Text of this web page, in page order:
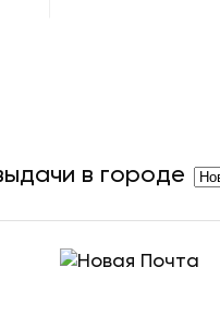
в городе